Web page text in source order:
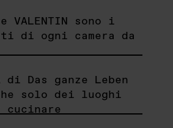
e VALENTIN sono i
di ogni camera da
di Das ganze Leben
solo dei luoghi
cucinare